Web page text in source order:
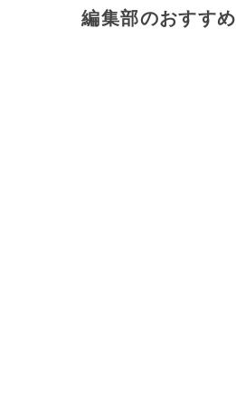
編集部のおすすめ